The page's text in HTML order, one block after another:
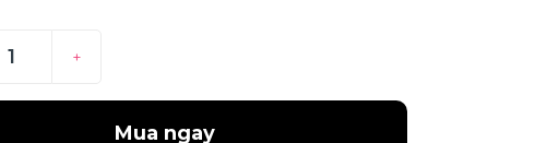
+
Mua ngay